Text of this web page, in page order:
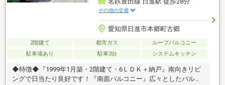
その他の交通
愛知県日進市本郷町古郷
2階建て 都市ガス
ルーフバルコニー
駐車場あり
駐車3台 システムキッチン
◆特徴◆『1999年1月築・2階建て・6ＬＤＫ＋納戸』南向きリビ
ングで日当たり良好です！『南面バルコニー』広々としたバルコ